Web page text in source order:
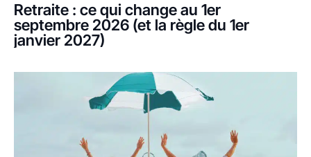
Retraite : ce qui change au 1er
septembre 2026 (et la règle du 1er
janvier 2027)